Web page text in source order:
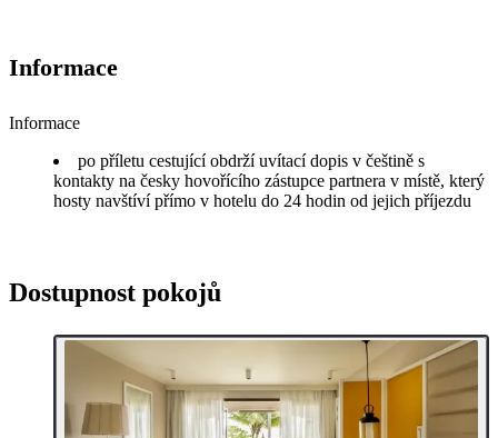
Informace
Informace
po příletu cestující obdrží uvítací dopis v češtině s
kontakty na česky hovořícího zástupce partnera v místě, který
hosty navštíví přímo v hotelu do 24 hodin od jejich příjezdu
Dostupnost pokojů